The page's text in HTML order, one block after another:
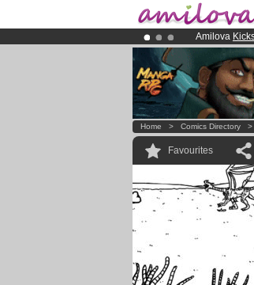
Amilova
Already
Premium
Home > Comics Directory
Favourites